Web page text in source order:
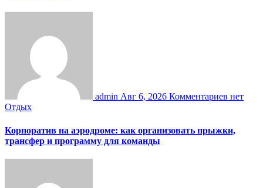
admin Авг 6, 2026 Комментариев нет
Отдых
Корпоратив на аэродроме: как организовать прыжки,
трансфер и программу для команды